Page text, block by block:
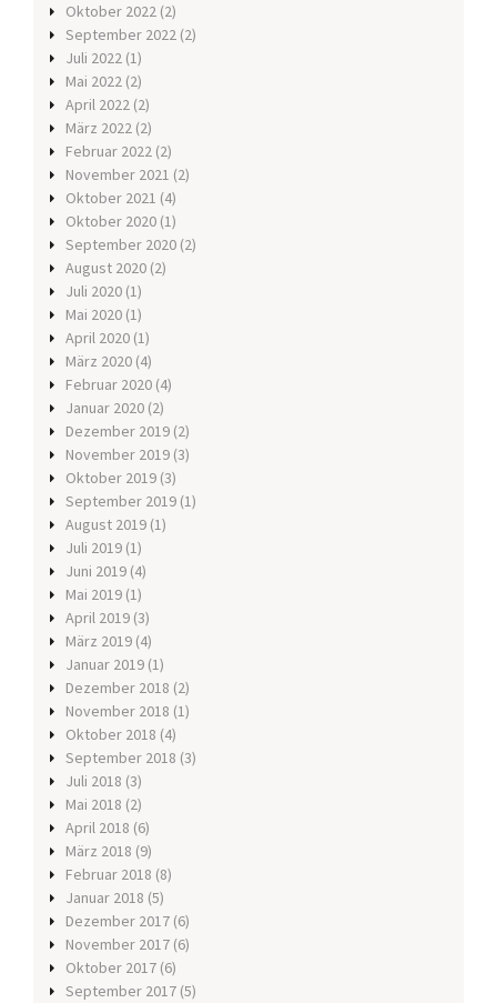
Oktober 2022 (2)
September 2022 (2)
Juli 2022 (1)
Mai 2022 (2)
April 2022 (2)
März 2022 (2)
Februar 2022 (2)
November 2021 (2)
Oktober 2021 (4)
Oktober 2020 (1)
September 2020 (2)
August 2020 (2)
Juli 2020 (1)
Mai 2020 (1)
April 2020 (1)
März 2020 (4)
Februar 2020 (4)
Januar 2020 (2)
Dezember 2019 (2)
November 2019 (3)
Oktober 2019 (3)
September 2019 (1)
August 2019 (1)
Juli 2019 (1)
Juni 2019 (4)
Mai 2019 (1)
April 2019 (3)
März 2019 (4)
Januar 2019 (1)
Dezember 2018 (2)
November 2018 (1)
Oktober 2018 (4)
September 2018 (3)
Juli 2018 (3)
Mai 2018 (2)
April 2018 (6)
März 2018 (9)
Februar 2018 (8)
Januar 2018 (5)
Dezember 2017 (6)
November 2017 (6)
Oktober 2017 (6)
September 2017 (5)